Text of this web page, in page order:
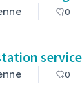
0
0